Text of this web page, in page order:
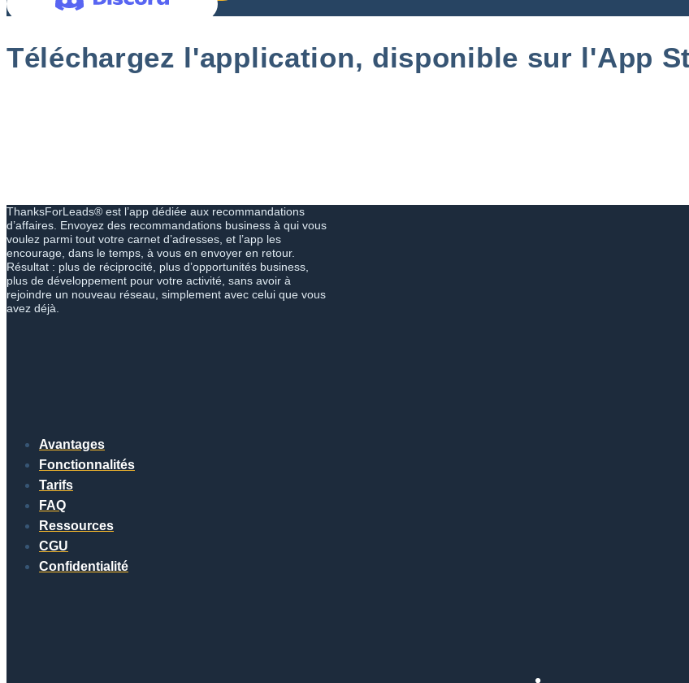
Téléchargez l'application, disponible sur l'App
ThanksForLeads® est l’app dédiée aux recommandations
d’affaires. Envoyez des recommandations business à qui vous
voulez parmi tout votre carnet d’adresses, et l’app les
encourage, dans le temps, à vous en envoyer en retour.
Résultat : plus de réciprocité, plus d’opportunités business,
plus de développement pour votre activité, sans avoir à
rejoindre un nouveau réseau, simplement avec celui que vous
avez déjà.
Avantages
Fonctionnalités
Tarifs
FAQ
Ressources
CGU
Confidentialité